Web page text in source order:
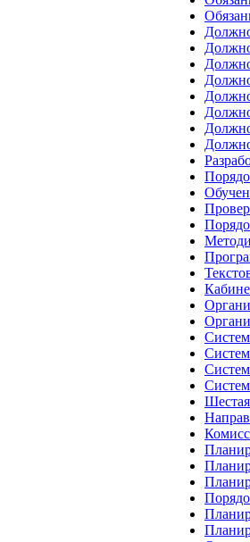
Шестая